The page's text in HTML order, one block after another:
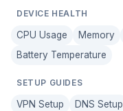
DEVICE HEALTH
CPU Usage Memory
Battery Temperature
SETUP GUIDES
VPN Setup DNS Setup